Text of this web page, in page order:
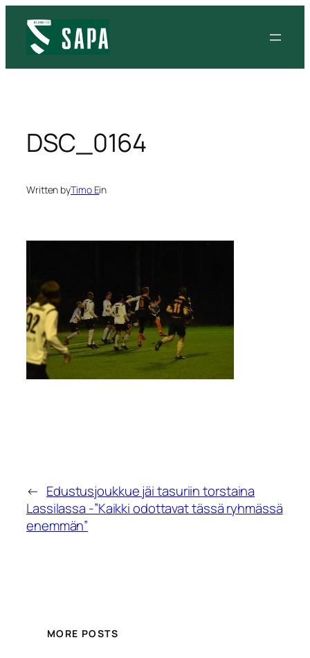
sisältöön
DSC_0164
Written byTimo Ein
← Edustusjoukkue jäi tasuriin torstaina
Lassilassa -”Kaikki odottavat tässä ryhmässä
enemmän”
MORE POSTS